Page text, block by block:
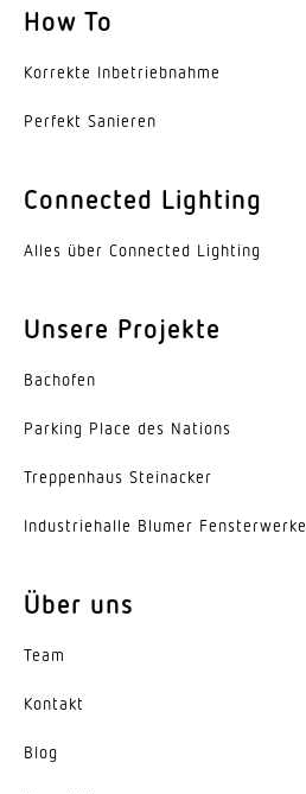
How To
Korrekte Inbe­trieb­nahme
Perfekt Sanieren
Connected Lighting
Alles über Connected Lighting
Unsere Projekte
Bachofen
Parking Place des Nations
Trep­penhaus Steinacker
Indus­trie­halle Blumer Fensterwerke
Über uns
Team
Kontakt
Blog